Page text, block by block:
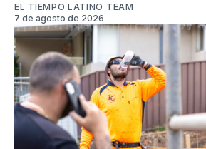
EL TIEMPO LATINO TEAM
7 de agosto de 2026